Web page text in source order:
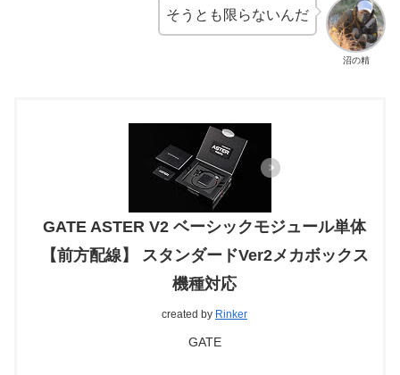
沼の精
そうとも限らないんだ
GATE ASTER V2 ベーシックモジュール単体
【前方配線】 スタンダードVer2メカボックス
機種対応
created by Rinker
GATE